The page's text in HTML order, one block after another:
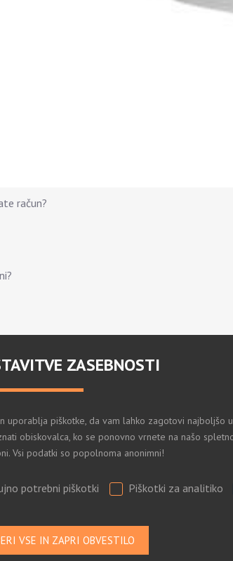
račun?
SE PRIJAVITE
naročenih kosov.
ZASEBNOSTI
uporablja piškotke, da vam lahko zagotovi najboljšo
obiskovalca, ko se ponovno vrnete na našo
Vsi podatki so popolnoma anonimni!
potrebni piškotki Piškotki za analitiko